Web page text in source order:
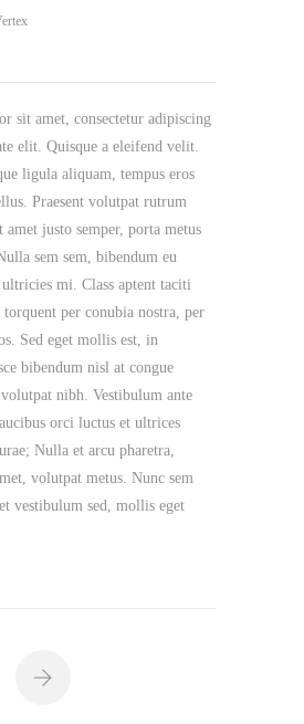
sit amet, consectetur adipiscing
elit. Quisque a eleifend velit.
ligula aliquam, tempus eros
Praesent volutpat rutrum
justo semper, porta metus
sem sem, bibendum eu
ultricies mi. Class aptent taciti
per conubia nostra, per
Sed eget mollis est, in
bibendum nisl at congue
nibh. Vestibulum ante
orci luctus et ultrices
Nulla et arcu pharetra,
volutpat metus. Nunc sem
vestibulum sed, mollis eget